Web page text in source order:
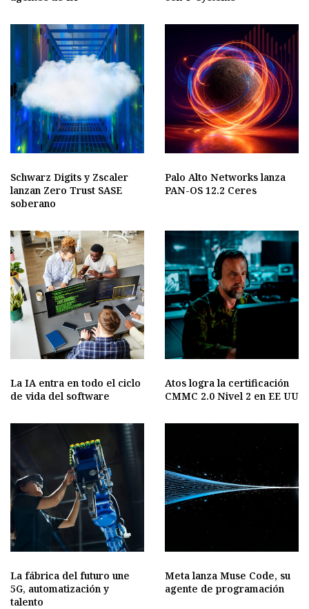
Schwarz Digits y Zscaler
lanzan Zero Trust SASE
soberano
Palo Alto Networks lanza
PAN-OS 12.2 Ceres
La IA entra en todo el ciclo
de vida del software
Atos logra la certificación
CMMC 2.0 Nivel 2 en EE UU
La fábrica del futuro une
5G, automatización y
talento
Meta lanza Muse Code, su
agente de programación